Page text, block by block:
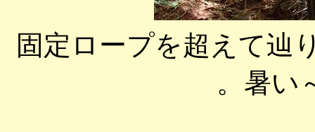
固定ロープを超えて辿
。暑い